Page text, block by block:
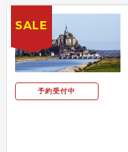
予約受付中
SALE